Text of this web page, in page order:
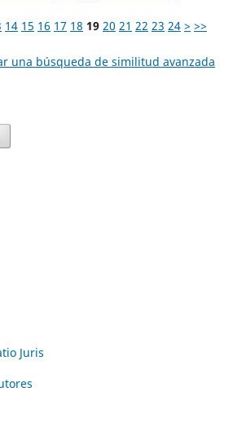
14 15 16 17 18 19 20 21 22 23 24 > >>
una búsqueda de similitud avanzada
Juris